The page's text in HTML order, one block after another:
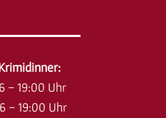
- 19:00 Uhr
- 19:00 Uhr